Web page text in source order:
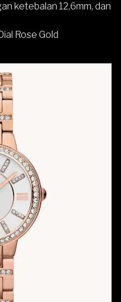
ketebalan 12,6mm, dan
Rose Gold